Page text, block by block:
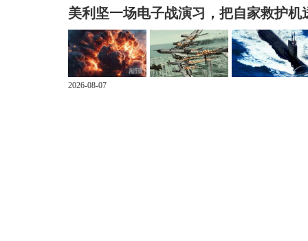
美利坚一场电子战演习，把自家救护机
2026-08-07